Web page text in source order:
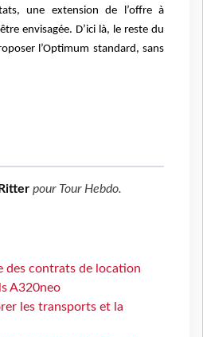
une extension de l’offre à
envisagée. D’ici là, le reste du
l’Optimum standard, sans
pour Tour Hebdo.
des contrats de location
A320neo
les transports et la